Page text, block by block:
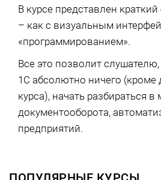
В курсе представлен
– как с визуальным
«программированием».
Все это позволит
1С абсолютно ничего (кроме
курса), начать разбираться
документооборота,
предприятий.